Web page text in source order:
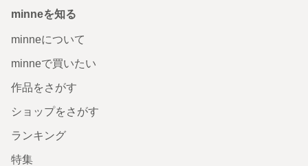
minneを知る
minneについて
minneで買いたい
作品をさがす
ショップをさがす
ランキング
特集